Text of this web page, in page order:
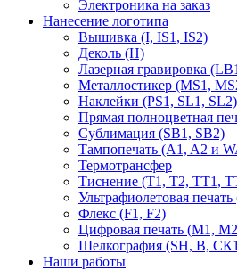
Электроника на заказ
Нанесение логотипа
Вышивка (I, IS1, IS2)
Деколь (H)
Лазерная гравировка
Металлостикер (MS1,
Наклейки (PS1, SL1, SL2)
Прямая полноцветная
Сублимация (SB1, SB2)
Тампопечать (A1, A2 и
Термотрансфер
Тиснение (Т1, Т2, ТT1,
Ультрафиолетовая
Флекс (F1, F2)
Цифровая печать (M1,
Шелкография (SH, В,
Наши работы